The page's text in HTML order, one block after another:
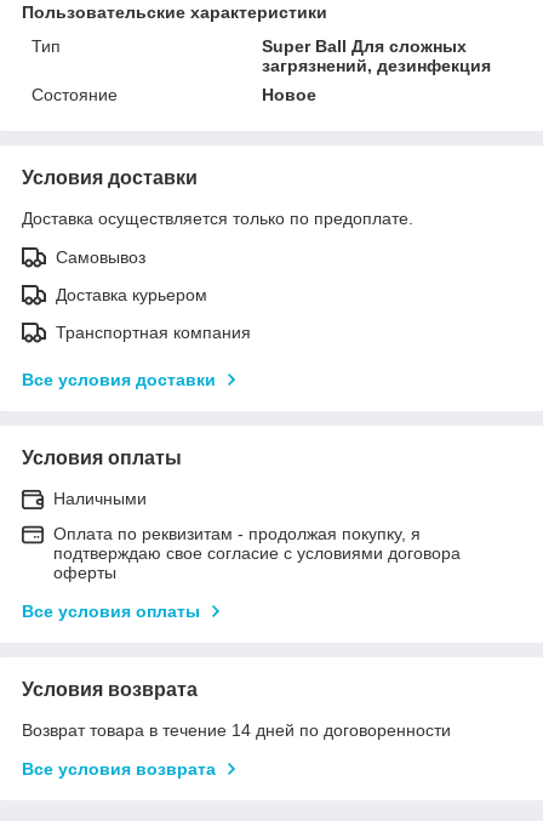
Пользовательские характеристики
Тип
Super Ball Для сложных
загрязнений, дезинфекция
Состояние
Новое
Условия доставки
Доставка осуществляется только по предоплате.
Самовывоз
Доставка курьером
Транспортная компания
Все условия доставки
Условия оплаты
Наличными
Оплата по реквизитам - продолжая покупку, я
подтверждаю свое согласие с условиями договора
оферты
Все условия оплаты
Условия возврата
Возврат товара в течение 14 дней по договоренности
Все условия возврата